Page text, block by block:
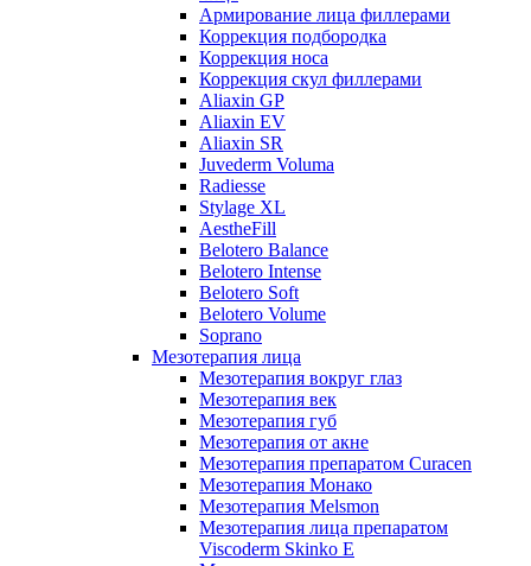
Армирование лица филлерами
Коррекция подбородка
Коррекция носа
Коррекция скул филлерами
Aliaxin GP
Aliaxin EV
Aliaxin SR
Juvederm Voluma
Radiesse
Stylage XL
AestheFill
Belotero Balance
Belotero Intense
Belotero Soft
Belotero Volume
Soprano
Мезотерапия лица
Мезотерапия вокруг глаз
Мезотерапия век
Мезотерапия губ
Мезотерапия от акне
Мезотерапия препаратом Curacen
Мезотерапия Монако
Мезотерапия Melsmon
Мезотерапия лица препаратом
Viscoderm Skinko E